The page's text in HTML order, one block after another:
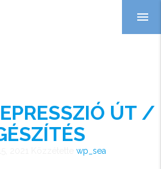
menu
ÚT /
wp_sea